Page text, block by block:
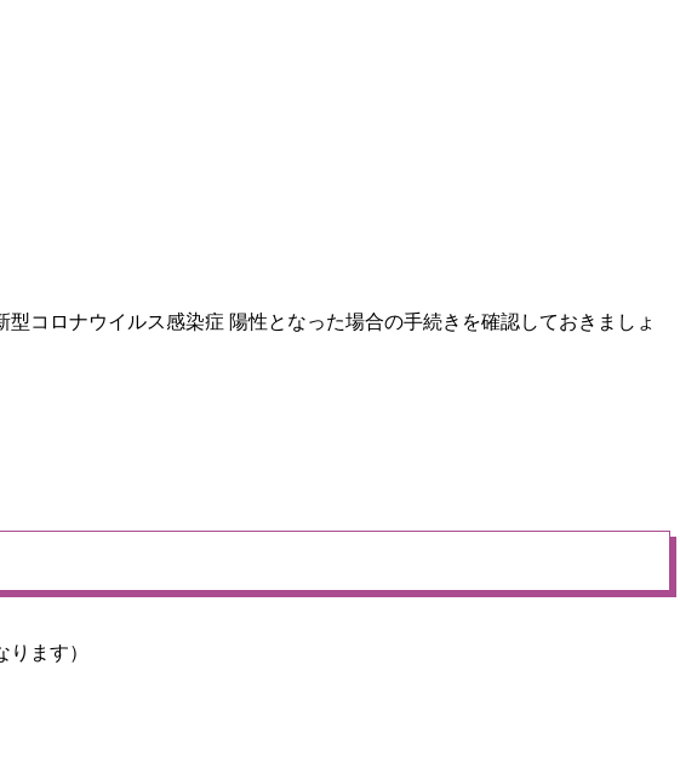
コロナウイルス感染症 陽性となった場合の手続きを確認しておきましょ
ます）